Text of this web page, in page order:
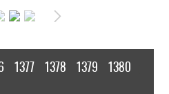
1377 1378 1379 1380